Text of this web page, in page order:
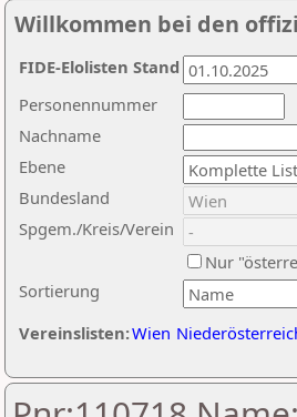
Willkommen bei den
Nachname
Ebene
Sortierung
Personennummer
Bundesland
Spgem./Kreis/Verein
Nur
Vereinslisten:Wien
FIDE-Elolisten Stand